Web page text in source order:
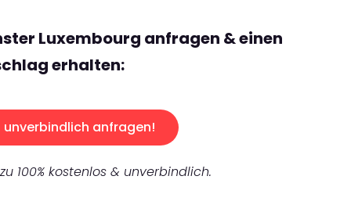
Luxembourg anfragen & einen
erhalten:
unverbindlich anfragen!
100% kostenlos & unverbindlich.